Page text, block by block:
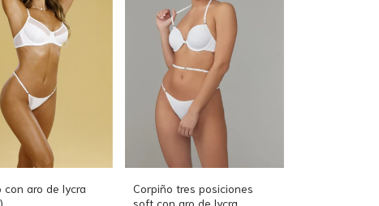
con aro de lycra
Corpiño tres posiciones
soft con aro de lycra